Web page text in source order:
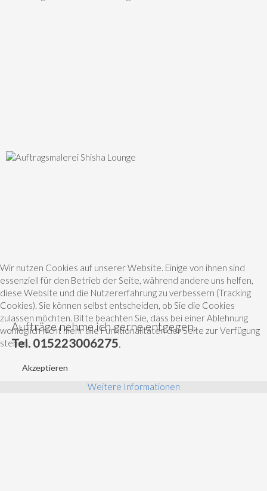
Aufträge nehme ich gerne entgegen.
Tel. 015223006275.
Wir nutzen Cookies auf unserer Website. Einige von ihnen sind
essenziell für den Betrieb der Seite, während andere uns helfen,
diese Website und die Nutzererfahrung zu verbessern (Tracking
Cookies). Sie können selbst entscheiden, ob Sie die Cookies
zulassen möchten. Bitte beachten Sie, dass bei einer Ablehnung
womöglich nicht mehr alle Funktionalitäten der Seite zur Verfügung
stehen.
Akzeptieren
Weitere Informationen